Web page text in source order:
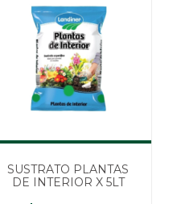
SUSTRATO PLANTAS
DE INTERIOR X 5LT